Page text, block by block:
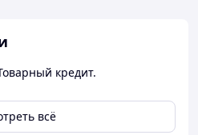
кредит.
всё